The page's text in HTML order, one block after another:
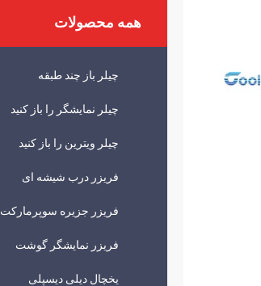
همه محصولات
چیلر باز چند طبقه
چیلر نمایشگر را باز کنید
چیلر ویترین را باز کنید
فریزر درب شیشه ای
فریزر جزیره سوپرمارکت
فریزر نمایشگر گوشت
یخچال دیلی دیسپلی